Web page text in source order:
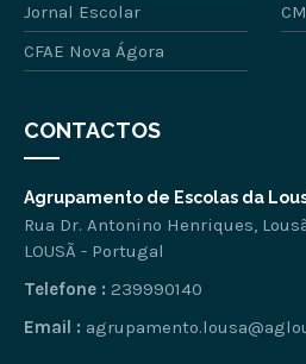
Jornal Escolar
CFAE Nova Ágora
CONTACTOS
Agrupamento de Escolas da
Rua Dr. Antonino Henriques,
LOUSÃ - Portugal
Telefone : 239990140
Email :